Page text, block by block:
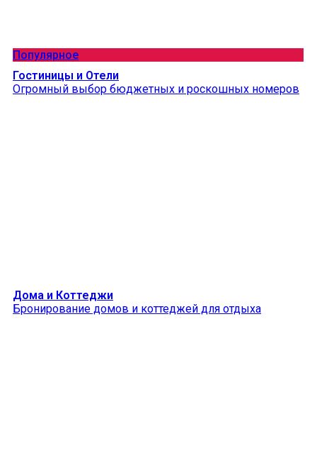
Популярное
Гостиницы и Отели
Огромный выбор бюджетных и роскошных номеров
Дома и Коттеджи
Бронирование домов и коттеджей для отдыха